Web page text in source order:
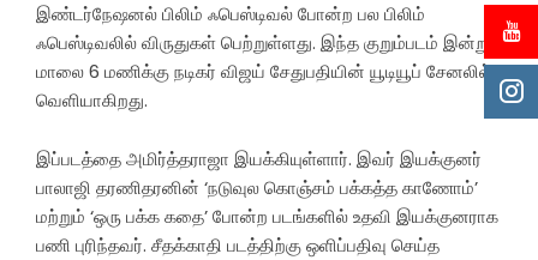
இண்டர்நேஷனல் பிலிம் ஃபெஸ்டிவல் போன்ற பல பிலிம்
ஃபெஸ்டிவலில் விருதுகள் பெற்றுள்ளது. இந்த குறும்படம் இன்று
மாலை 6 மணிக்கு நடிகர் விஜய் சேதுபதியின் யூடியூப் சேனலில்
வெளியாகிறது.
இப்படத்தை அமிர்த்தராஜா இயக்கியுள்ளார். இவர் இயக்குனர்
பாலாஜி தரணிதரனின் ‘நடுவுல கொஞ்சம் பக்கத்த காணோம்’
மற்றும் ‘ஒரு பக்க கதை’ போன்ற படங்களில் உதவி இயக்குனராக
பணி புரிந்தவர். சீதக்காதி படத்திற்கு ஒளிப்பதிவு செய்த